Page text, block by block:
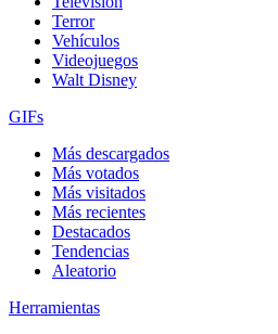
Terror
Vehículos
Videojuegos
Walt Disney
GIFs
Más descargados
Más votados
Más visitados
Más recientes
Destacados
Tendencias
Aleatorio
Herramientas